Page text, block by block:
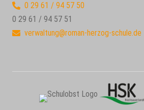
0 29 61 / 94 57 50
0 29 61 / 94 57 51
verwaltung@roman-herzog-schule.de